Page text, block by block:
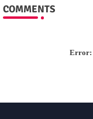
COMMENTS
Error: